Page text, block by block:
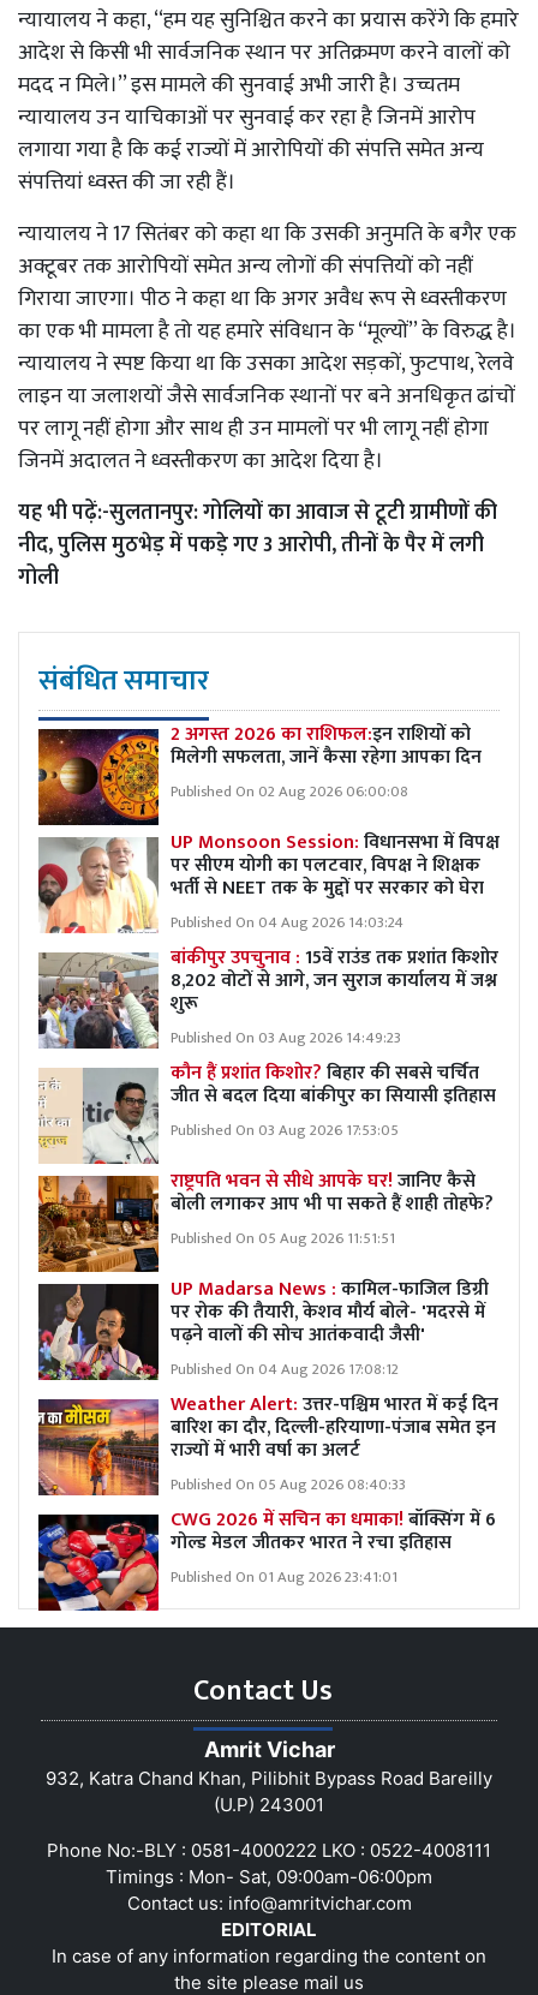
न्यायालय ने कहा, ‘‘हम यह सुनिश्चित करने का प्रयास करेंगे कि हमारे
आदेश से किसी भी सार्वजनिक स्थान पर अतिक्रमण करने वालों को
मदद न मिले।’’ इस मामले की सुनवाई अभी जारी है। उच्चतम
न्यायालय उन याचिकाओं पर सुनवाई कर रहा है जिनमें आरोप
लगाया गया है कि कई राज्यों में आरोपियों की संपत्ति समेत अन्य
संपत्तियां ध्वस्त की जा रही हैं।
न्यायालय ने 17 सितंबर को कहा था कि उसकी अनुमति के बगैर एक
अक्टूबर तक आरोपियों समेत अन्य लोगों की संपत्तियों को नहीं
गिराया जाएगा। पीठ ने कहा था कि अगर अवैध रूप से ध्वस्तीकरण
का एक भी मामला है तो यह हमारे संविधान के ‘‘मूल्यों’’ के विरुद्ध है।
न्यायालय ने स्पष्ट किया था कि उसका आदेश सड़कों, फुटपाथ, रेलवे
लाइन या जलाशयों जैसे सार्वजनिक स्थानों पर बने अनधिकृत ढांचों
पर लागू नहीं होगा और साथ ही उन मामलों पर भी लागू नहीं होगा
जिनमें अदालत ने ध्वस्तीकरण का आदेश दिया है।
यह भी पढ़ें:-सुलतानपुर: गोलियों का आवाज से टूटी ग्रामीणों की
नीद, पुलिस मुठभेड़ में पकड़े गए 3 आरोपी, तीनों के पैर में लगी
गोली
संबंधित समाचार
2 अगस्त 2026 का राशिफल:इन राशियों को
मिलेगी सफलता, जानें कैसा रहेगा आपका दिन
Published On 02 Aug 2026 06:00:08
UP Monsoon Session:विधानसभा में विपक्ष
पर सीएम योगी का पलटवार, विपक्ष ने शिक्षक
भर्ती से NEET तक के मुद्दों पर सरकार को घेरा
Published On 04 Aug 2026 14:03:24
बांकीपुर उपचुनाव :15वें राउंड तक प्रशांत किशोर
8,202 वोटों से आगे, जन सुराज कार्यालय में जश्न
शुरू
Published On 03 Aug 2026 14:49:23
कौन हैं प्रशांत किशोर?बिहार की सबसे चर्चित
जीत से बदल दिया बांकीपुर का सियासी इतिहास
Published On 03 Aug 2026 17:53:05
राष्ट्रपति भवन से सीधे आपके घर!जानिए कैसे
बोली लगाकर आप भी पा सकते हैं शाही तोहफे?
Published On 05 Aug 2026 11:51:51
UP Madarsa News :कामिल-फाजिल डिग्री
पर रोक की तैयारी, केशव मौर्य बोले- 'मदरसे में
पढ़ने वालों की सोच आतंकवादी जैसी'
Published On 04 Aug 2026 17:08:12
Weather Alert:उत्तर-पश्चिम भारत में कई दिन
बारिश का दौर, दिल्ली-हरियाणा-पंजाब समेत इन
राज्यों में भारी वर्षा का अलर्ट
Published On 05 Aug 2026 08:40:33
CWG 2026 में सचिन का धमाका!बॉक्सिंग में 6
गोल्ड मेडल जीतकर भारत ने रचा इतिहास
Published On 01 Aug 2026 23:41:01
Contact Us
Amrit Vichar
932, Katra Chand Khan, Pilibhit Bypass Road Bareilly
(U.P) 243001
Phone No:-BLY : 0581-4000222 LKO : 0522-4008111
Timings : Mon- Sat, 09:00am-06:00pm
Contact us: info@amritvichar.com
EDITORIAL
In case of any information regarding the content on
the site please mail us